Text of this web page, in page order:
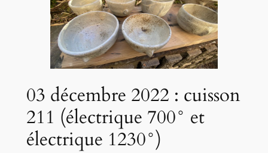
03 décembre 2022 : cuisson
211 (électrique 700° et
électrique 1230°)